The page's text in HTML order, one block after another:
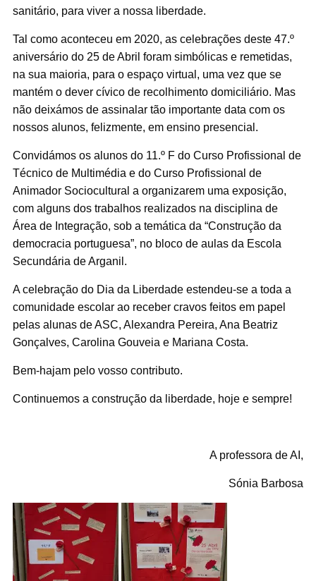
sanitário, para viver a nossa liberdade.
Tal como aconteceu em 2020, as celebrações deste 47.º
aniversário do 25 de Abril foram simbólicas e remetidas,
na sua maioria, para o espaço virtual, uma vez que se
mantém o dever cívico de recolhimento domiciliário. Mas
não deixámos de assinalar tão importante data com os
nossos alunos, felizmente, em ensino presencial.
Convidámos os alunos do 11.º F do Curso Profissional de
Técnico de Multimédia e do Curso Profissional de
Animador Sociocultural a organizarem uma exposição,
com alguns dos trabalhos realizados na disciplina de
Área de Integração, sob a temática da “Construção da
democracia portuguesa”, no bloco de aulas da Escola
Secundária de Arganil.
A celebração do Dia da Liberdade estendeu-se a toda a
comunidade escolar ao receber cravos feitos em papel
pelas alunas de ASC, Alexandra Pereira, Ana Beatriz
Gonçalves, Carolina Gouveia e Mariana Costa.
Bem-hajam pelo vosso contributo.
Continuemos a construção da liberdade, hoje e sempre!
A professora de AI,
Sónia Barbosa